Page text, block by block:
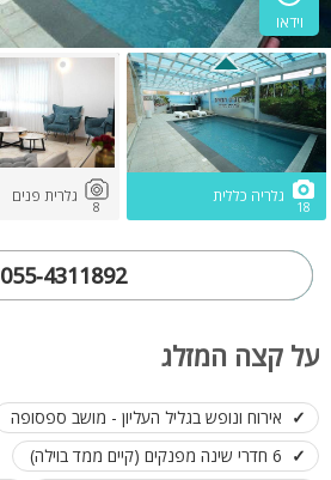
וידאו
18
גלריה כללית
8
גלרית פנים
055-4311892
על קצה המזלג
אירוח ונופש בגליל העליון - מושב ספסופה
6 חדרי שינה מפנקים (קיים ממד בוילה)